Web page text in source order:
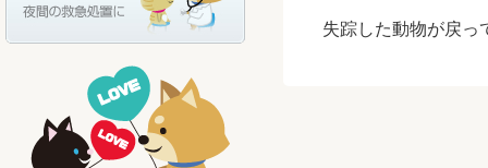
失踪した動物が戻っ